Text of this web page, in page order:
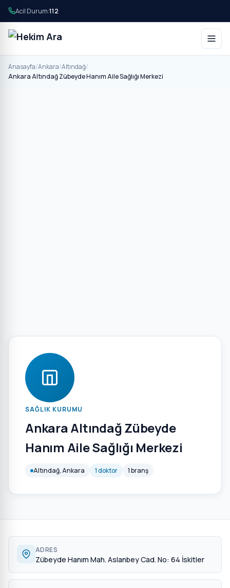
Acil Durum:112
Anasayfa/Ankara/Altındağ/
Ankara Altındağ Zübeyde Hanım Aile Sağlığı Merkezi
SAĞLIK KURUMU
Ankara Altındağ Zübeyde
Hanım Aile Sağlığı Merkezi
Altındağ, Ankara 1 doktor 1 branş
ADRES
Zübeyde Hanım Mah. Aslanbey Cad. No: 64 İskitler